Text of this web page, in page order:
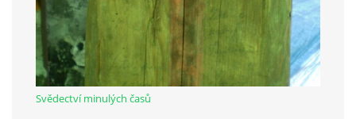
© 2026 eStránky.cz RSS
Svědectví minulých časů